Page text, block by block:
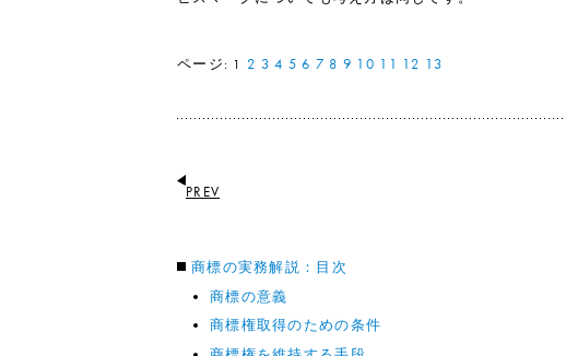
ページ: 1 2 3 4 5 6 7 8 9 10 11 12 13
PREV
商標の実務解説：目次
商標の意義
商標権取得のための条件